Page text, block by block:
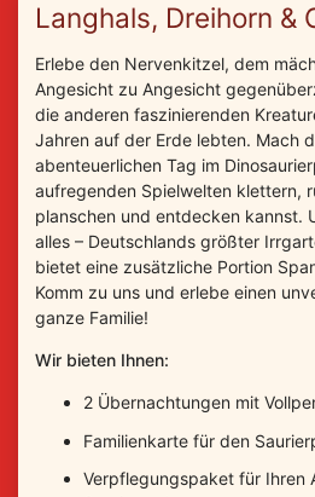
Langhals, Dreihorn &
Erlebe den Nervenkitzel, dem
Angesicht zu Angesicht
die anderen faszinierenden
Jahren auf der Erde lebten. Mach
abenteuerlichen Tag im
aufregenden Spielwelten klettern,
planschen und entdecken kannst.
alles – Deutschlands größter
bietet eine zusätzliche Portion
Komm zu uns und erlebe einen
ganze Familie!
Wir bieten Ihnen:
2 Übernachtungen mit
Familienkarte für den
Verpflegungspaket für Ihren